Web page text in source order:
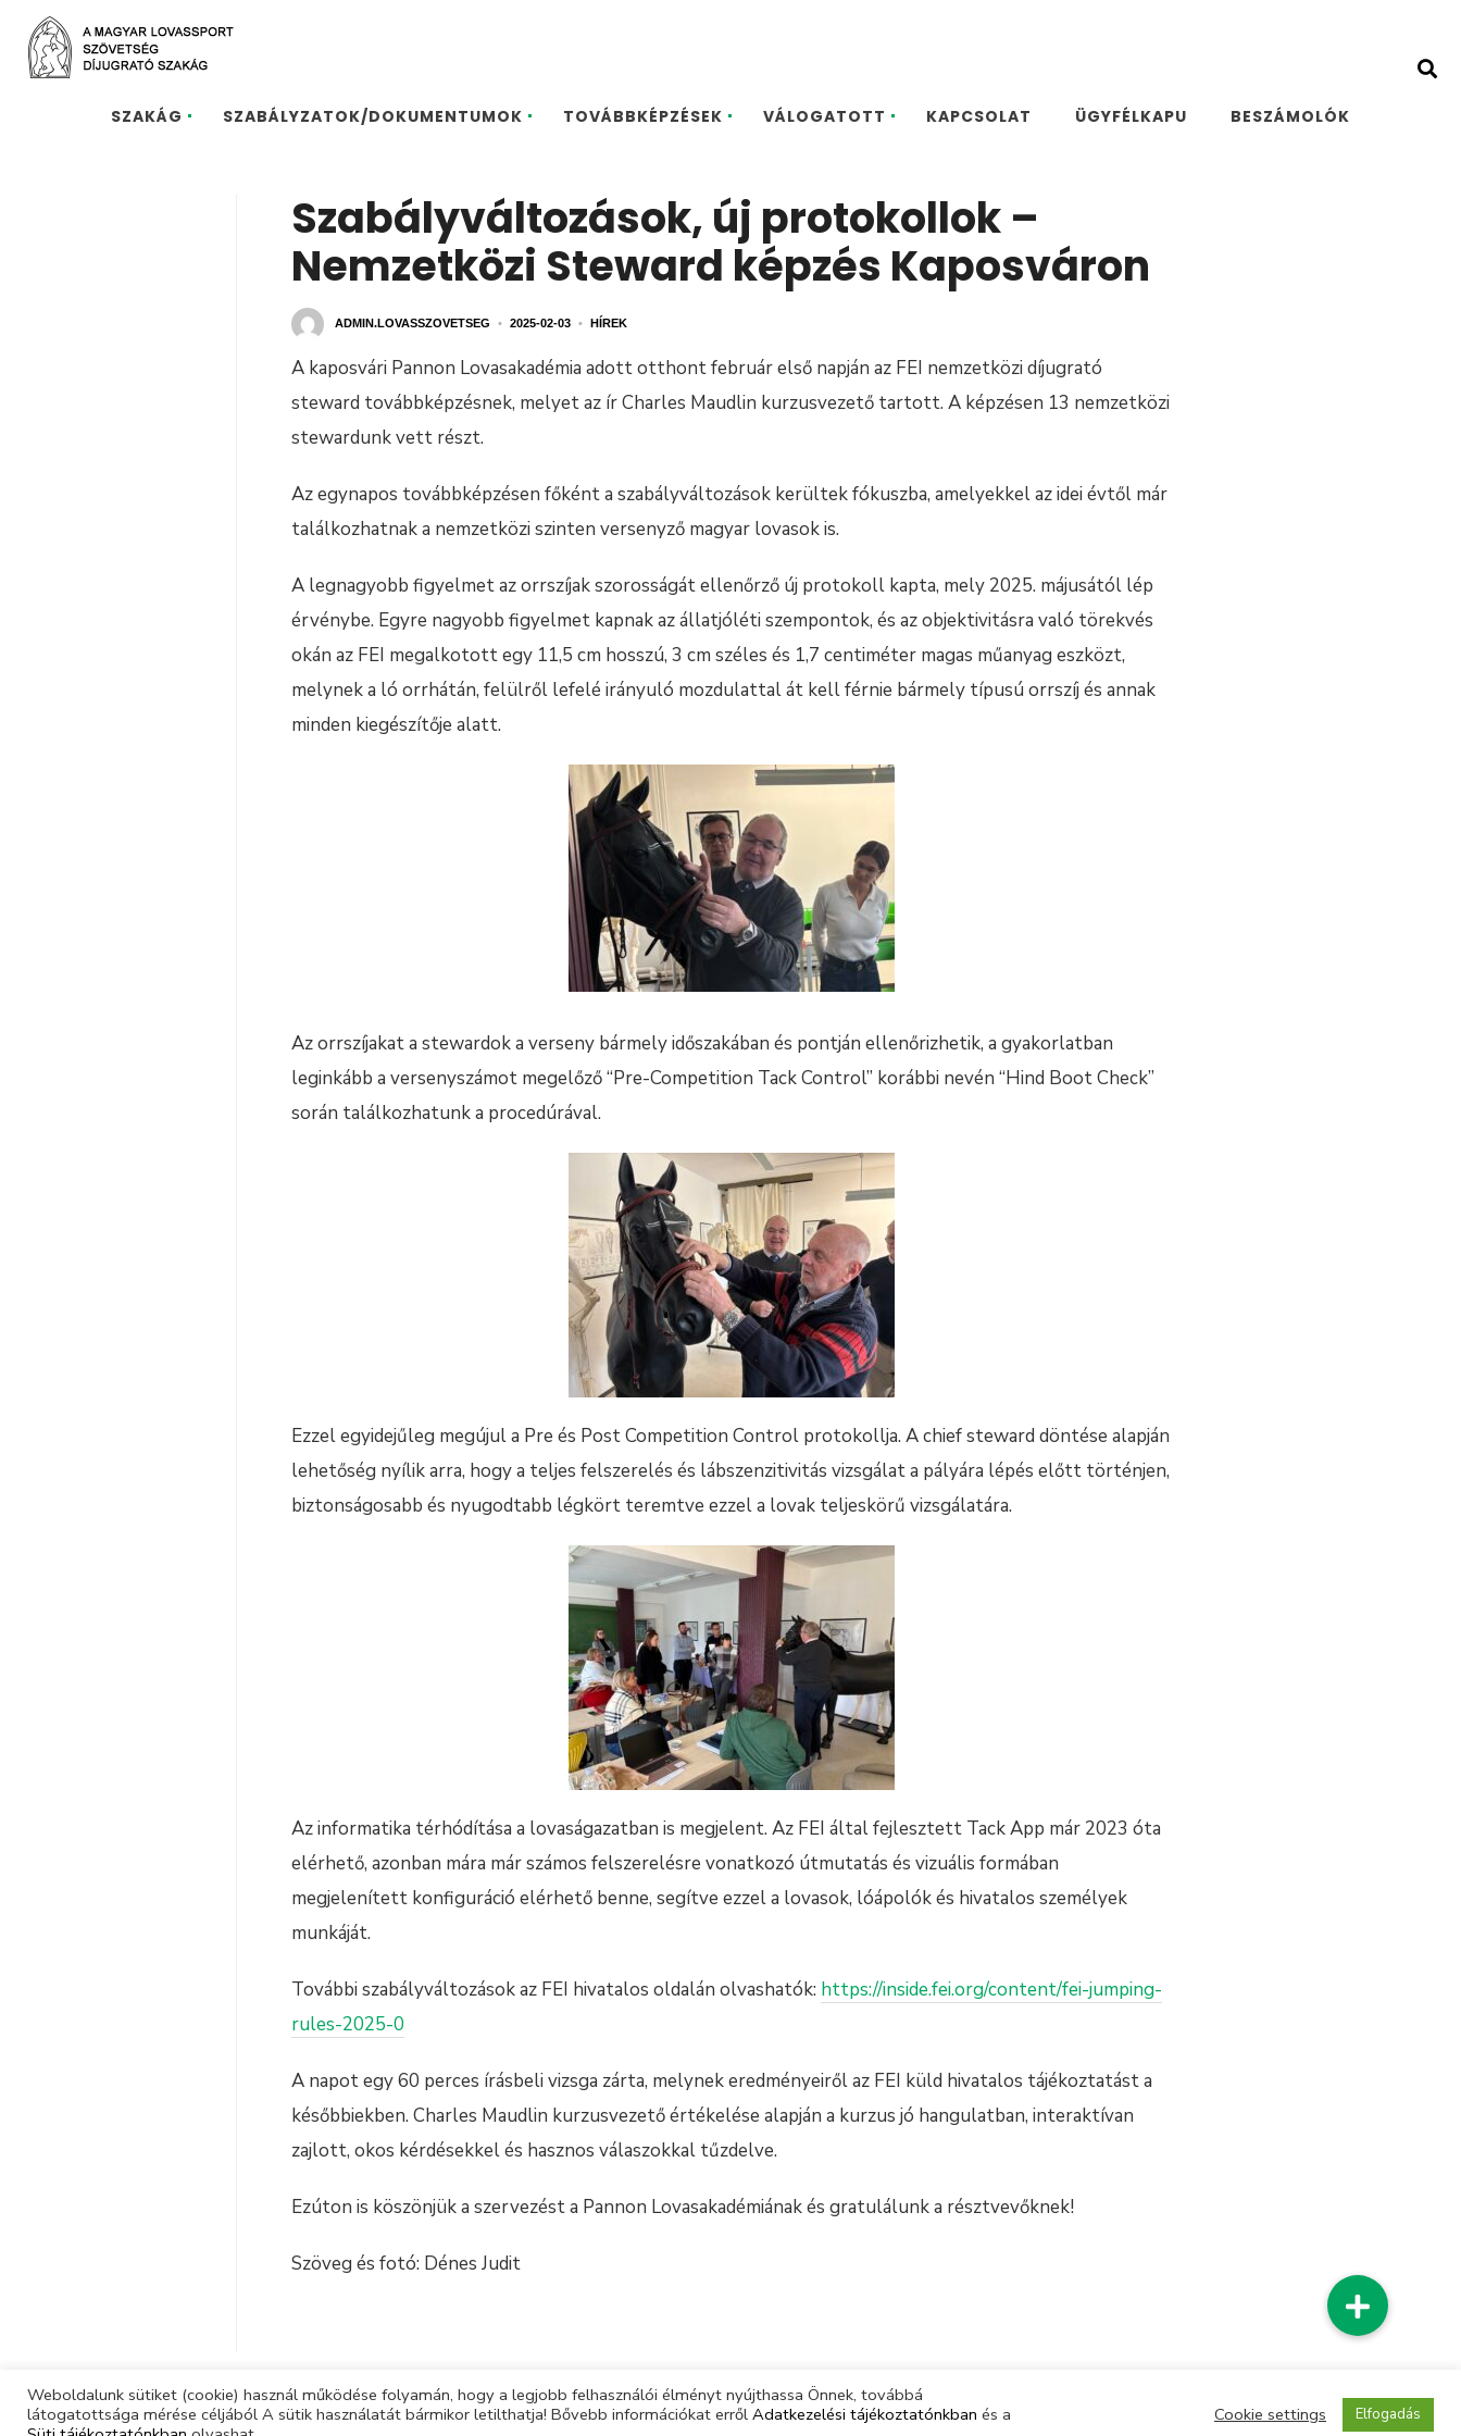
SZAKÁG SZABÁLYZATOK/DOKUMENTUMOK TOVÁBBKÉPZÉSEK VÁLOGATOTT KAPCSOLAT ÜGYFÉLKAPU BESZÁMOLÓK
Szabályváltozások, új protokollok –
Nemzetközi Steward képzés Kaposváron
ADMIN.LOVASSZOVETSEG • 2025-02-03 • HÍREK
A kaposvári Pannon Lovasakadémia adott otthont február első napján az FEI nemzetközi díjugrató
steward továbbképzésnek, melyet az ír Charles Maudlin kurzusvezető tartott. A képzésen 13 nemzetközi
stewardunk vett részt.
Az egynapos továbbképzésen főként a szabályváltozások kerültek fókuszba, amelyekkel az idei évtől már
találkozhatnak a nemzetközi szinten versenyző magyar lovasok is.
A legnagyobb figyelmet az orrszíjak szorosságát ellenőrző új protokoll kapta, mely 2025. májusától lép
érvénybe. Egyre nagyobb figyelmet kapnak az állatjóléti szempontok, és az objektivitásra való törekvés
okán az FEI megalkotott egy 11,5 cm hosszú, 3 cm széles és 1,7 centiméter magas műanyag eszközt,
melynek a ló orrhátán, felülről lefelé irányuló mozdulattal át kell férnie bármely típusú orrszíj és annak
minden kiegészítője alatt.
Az orrszíjakat a stewardok a verseny bármely időszakában és pontján ellenőrizhetik, a gyakorlatban
leginkább a versenyszámot megelőző “Pre-Competition Tack Control” korábbi nevén “Hind Boot Check”
során találkozhatunk a procedúrával.
Ezzel egyidejűleg megújul a Pre és Post Competition Control protokollja. A chief steward döntése alapján
lehetőség nyílik arra, hogy a teljes felszerelés és lábszenzitivitás vizsgálat a pályára lépés előtt történjen,
biztonságosabb és nyugodtabb légkört teremtve ezzel a lovak teljeskörű vizsgálatára.
Az informatika térhódítása a lovaságazatban is megjelent. Az FEI által fejlesztett Tack App már 2023 óta
elérhető, azonban mára már számos felszerelésre vonatkozó útmutatás és vizuális formában
megjelenített konfiguráció elérhető benne, segítve ezzel a lovasok, lóápolók és hivatalos személyek
munkáját.
További szabályváltozások az FEI hivatalos oldalán olvashatók: https://inside.fei.org/content/fei-jumping-
rules-2025-0
A napot egy 60 perces írásbeli vizsga zárta, melynek eredményeiről az FEI küld hivatalos tájékoztatást a
későbbiekben. Charles Maudlin kurzusvezető értékelése alapján a kurzus jó hangulatban, interaktívan
zajlott, okos kérdésekkel és hasznos válaszokkal tűzdelve.
Ezúton is köszönjük a szervezést a Pannon Lovasakadémiának és gratulálunk a résztvevőknek!
Szöveg és fotó: Dénes Judit
© Magyar Lovas Szövetség | Minden jog fenntartva |
Weboldalunk sütiket (cookie) használ működése folyamán, hogy a legjobb felhasználói élményt nyújthassa Önnek, továbbá
látogatottsága mérése céljából A sütik használatát bármikor letilthatja! Bővebb információkat erről Adatkezelési tájékoztatónkban és a
Cookie settings Elfogadás